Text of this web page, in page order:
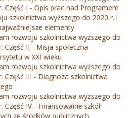
Część I - Opis prac nad Programem
szkolnictwa wyższego do 2020 r. i
elementy
rozwoju szkolnictwa wyższego do
Część II - Misja społeczna
w XXI wieku
rozwoju szkolnictwa wyższego do
Część III - Diagnoza szkolnictwa
rozwoju szkolnictwa wyższego do
Część IV - Finansowanie szkół
ze środków publicznych